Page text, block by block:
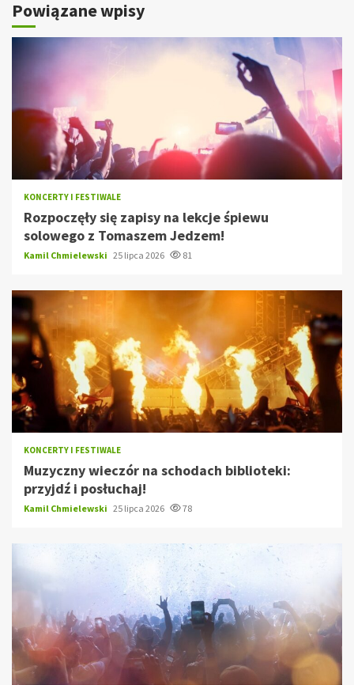
Powiązane wpisy
KONCERTY I FESTIWALE
Rozpoczęły się zapisy na lekcje śpiewu
solowego z Tomaszem Jedzem!
Kamil Chmielewski 25 lipca 2026 81
KONCERTY I FESTIWALE
Muzyczny wieczór na schodach biblioteki:
przyjdź i posłuchaj!
Kamil Chmielewski 25 lipca 2026 78